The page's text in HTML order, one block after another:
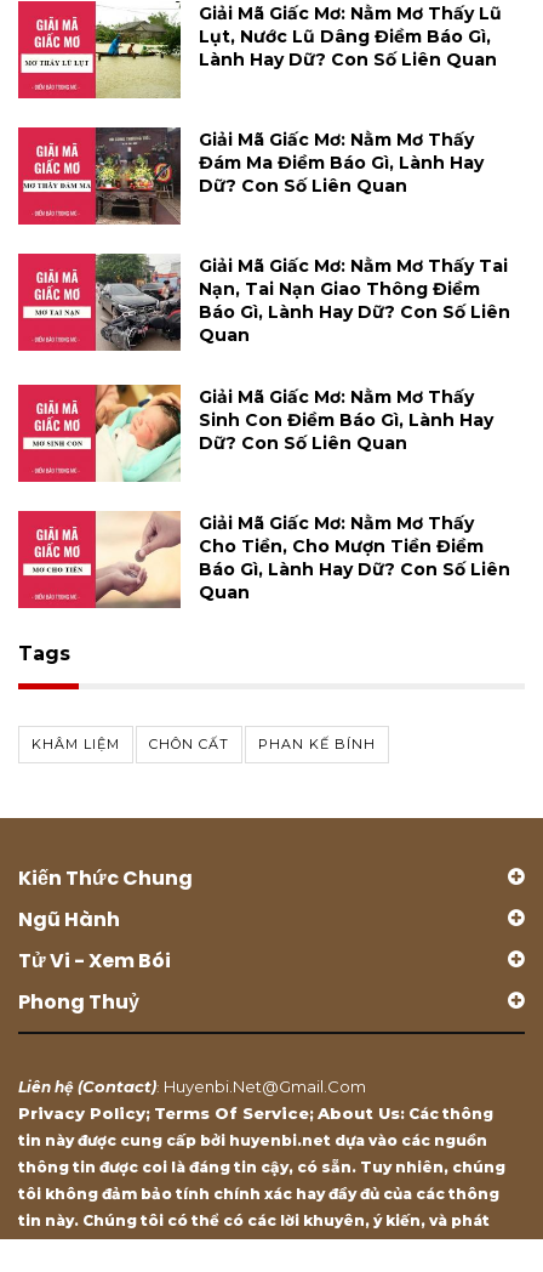
Giải Mã Giấc Mơ: Nằm Mơ Thấy Lũ
Lụt, Nước Lũ Dâng Điềm Báo Gì,
Lành Hay Dữ? Con Số Liên Quan
Giải Mã Giấc Mơ: Nằm Mơ Thấy
Đám Ma Điềm Báo Gì, Lành Hay
Dữ? Con Số Liên Quan
Giải Mã Giấc Mơ: Nằm Mơ Thấy Tai
Nạn, Tai Nạn Giao Thông Điềm
Báo Gì, Lành Hay Dữ? Con Số Liên
Quan
Giải Mã Giấc Mơ: Nằm Mơ Thấy
Sinh Con Điềm Báo Gì, Lành Hay
Dữ? Con Số Liên Quan
Giải Mã Giấc Mơ: Nằm Mơ Thấy
Cho Tiền, Cho Mượn Tiền Điềm
Báo Gì, Lành Hay Dữ? Con Số Liên
Quan
Tags
KHÂM LIỆM CHÔN CẤT PHAN KẾ BÍNH
Kiến Thức Chung
Ngũ Hành
Tử Vi - Xem Bói
Phong Thuỷ
Liên hệ (Contact): Huyenbi.net@gmail.com
Privacy Policy; Terms Of Service; About Us: Các thông
tin này được cung cấp bởi huyenbi.net dựa vào các nguồn
thông tin được coi là đáng tin cậy, có sẵn. Tuy nhiên, chúng
tôi không đảm bảo tính chính xác hay đầy đủ của các thông
tin này. Chúng tôi có thể có các lời khuyên, ý kiến, và phát